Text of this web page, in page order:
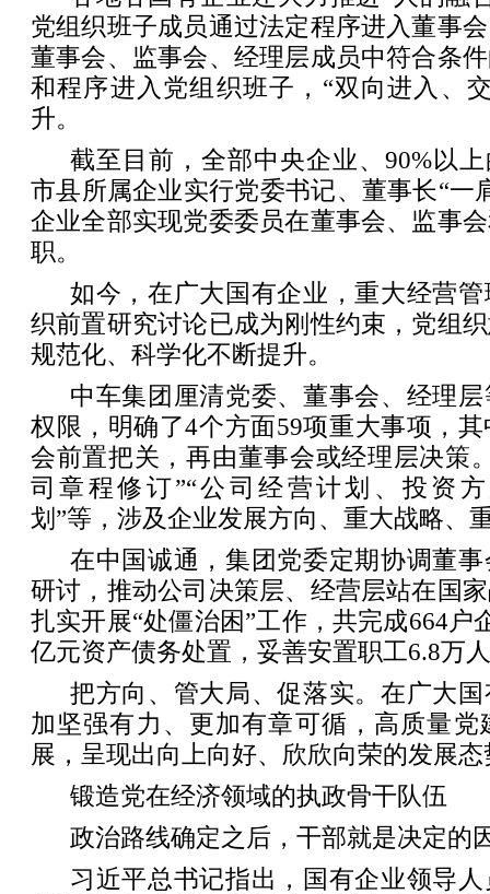
党组织班子成员通过法定程序进入董事
董事会、监事会、经理层成员中符合条
和程序进入党组织班子，“双向进入、
升。
截至目前，全部中央企业、90%以
市县所属企业实行党委书记、董事长“一
企业全部实现党委委员在董事会、监事
职。
如今，在广大国有企业，重大经营
织前置研究讨论已成为刚性约束，党组
规范化、科学化不断提升。
中车集团厘清党委、董事会、经理
权限，明确了4个方面59项重大事项，
会前置把关，再由董事会或经理层决策
司章程修订”“公司经营计划、投资
划”等，涉及企业发展方向、重大战略、
在中国诚通，集团党委定期协调董
研讨，推动公司决策层、经营层站在国
扎实开展“处僵治困”工作，共完成664户
亿元资产债务处置，妥善安置职工6.8万
把方向、管大局、促落实。在广大
加坚强有力、更加有章可循，高质量党
展，呈现出向上向好、欣欣向荣的发展态
锻造党在经济领域的执政骨干队伍
政治路线确定之后，干部就是决定的
习近平总书记指出，国有企业领导